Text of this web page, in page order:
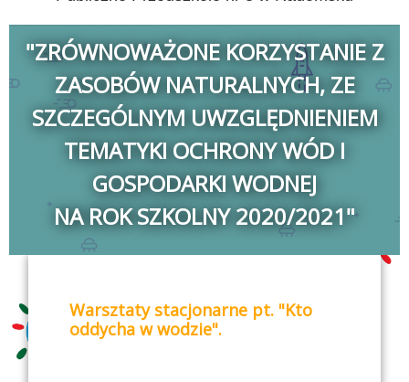
"ZRÓWNOWAŻONE KORZYSTANIE Z
ZASOBÓW NATURALNYCH, ZE
SZCZEGÓLNYM UWZGLĘDNIENIEM
TEMATYKI OCHRONY WÓD I
GOSPODARKI WODNEJ
NA ROK SZKOLNY 2020/2021"
Warsztaty stacjonarne pt. "Kto
oddycha w wodzie".